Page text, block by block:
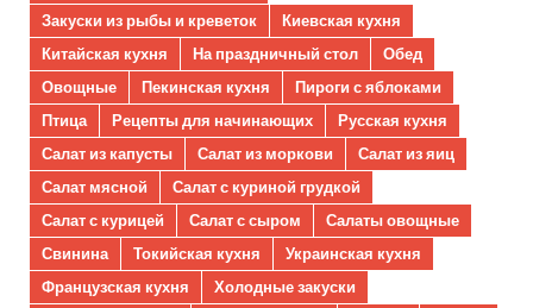
Закуски из рыбы и креветок
Киевская кухня
Китайская кухня
На праздничный стол
Обед
Овощные
Пекинская кухня
Пироги с яблоками
Птица
Рецепты для начинающих
Русская кухня
Салат из капусты
Салат из моркови
Салат из яиц
Салат мясной
Салат с куриной грудкой
Салат с курицей
Салат с сыром
Салаты овощные
Свинина
Токийская кухня
Украинская кухня
Французская кухня
Холодные закуски